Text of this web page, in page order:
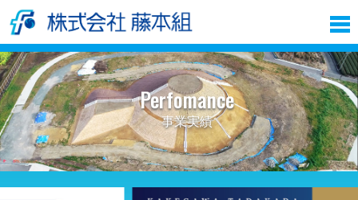
Perfomance
事業実績